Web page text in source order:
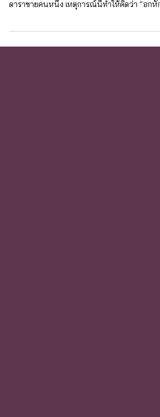
ท่ามกลางสถานการณ์ COVID – 19 ที่ร้อนแรง ก็ไ
ดาราชายคนหนึ่ง เหตุการณ์นี้ทำให้คิดว่า “อกหัก